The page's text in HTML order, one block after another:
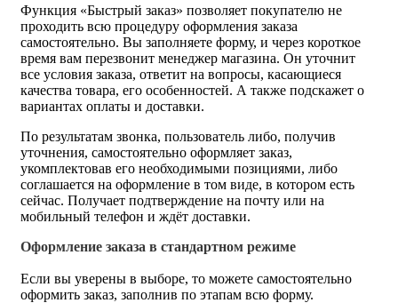
Функция «Быстрый заказ» позволяет покупателю не
проходить всю процедуру оформления заказа
самостоятельно. Вы заполняете форму, и через короткое
время вам перезвонит менеджер магазина. Он уточнит
все условия заказа, ответит на вопросы, касающиеся
качества товара, его особенностей. А также подскажет о
вариантах оплаты и доставки.
По результатам звонка, пользователь либо, получив
уточнения, самостоятельно оформляет заказ,
укомплектовав его необходимыми позициями, либо
соглашается на оформление в том виде, в котором есть
сейчас. Получает подтверждение на почту или на
мобильный телефон и ждёт доставки.
Оформление заказа в стандартном режиме
Если вы уверены в выборе, то можете самостоятельно
оформить заказ, заполнив по этапам всю форму.